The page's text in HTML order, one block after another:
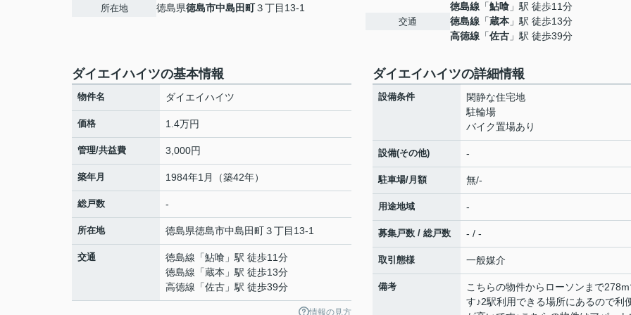
所在地 徳島県徳島市中島田町３丁目13-1
交通
徳島線 「鮎喰 」駅 徒歩11分
徳島線 「蔵本 」駅 徒歩13分
高徳線 「佐古 」駅 徒歩39分
ダイエイハイツの基本情報
物件名 ダイエイハイツ
価格 1.4万円
管理/共益費 3,000円
築年月 1984年1月（築42年）
総戸数 -
所在地 徳島県徳島市中島田町３丁目13-1
交通 徳島線 「鮎喰 」駅 徒歩11分
徳島線 「蔵本 」駅 徒歩13分
高徳線 「佐古 」駅 徒歩39分
情報の見方
ダイエイハイツの詳細情報
設備条件
閑静な住宅地
駐輪場
バイク置場あり
設備(その他) -
駐車場/月額 無/-
用途地域 -
募集戸数 / 総戸数 - / -
取引態様 一般媒介
備考
こちらの物件からローソンまで
す♪2駅利用できる場所にあるので利